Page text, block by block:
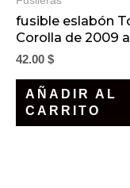
fusible eslabón
Corolla de 2009
42.00 $
AÑADIR AL
CARRITO